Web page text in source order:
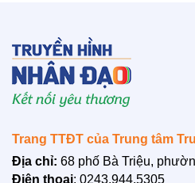
LIÊN HỆ
Trang TTĐT của Trung tâm
Địa chỉ: 68 phố Bà Triệu,
Điện thoại: 0243.944.5305